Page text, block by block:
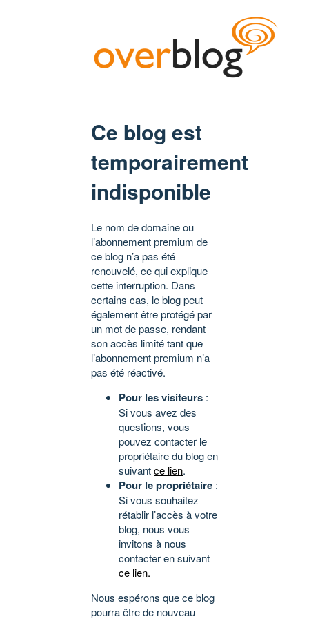
Ce blog est
temporairement
indisponible
Le nom de domaine ou
l’abonnement premium de
ce blog n’a pas été
renouvelé, ce qui explique
cette interruption. Dans
certains cas, le blog peut
également être protégé par
un mot de passe, rendant
son accès limité tant que
l’abonnement premium n’a
pas été réactivé.
Pour les visiteurs :
Si vous avez des
questions, vous
pouvez contacter le
propriétaire du blog en
suivantce lien.
Pour le propriétaire :
Si vous souhaitez
rétablir l’accès à votre
blog, nous vous
invitons à nous
contacter en suivant
ce lien.
Nous espérons que ce blog
pourra être de nouveau